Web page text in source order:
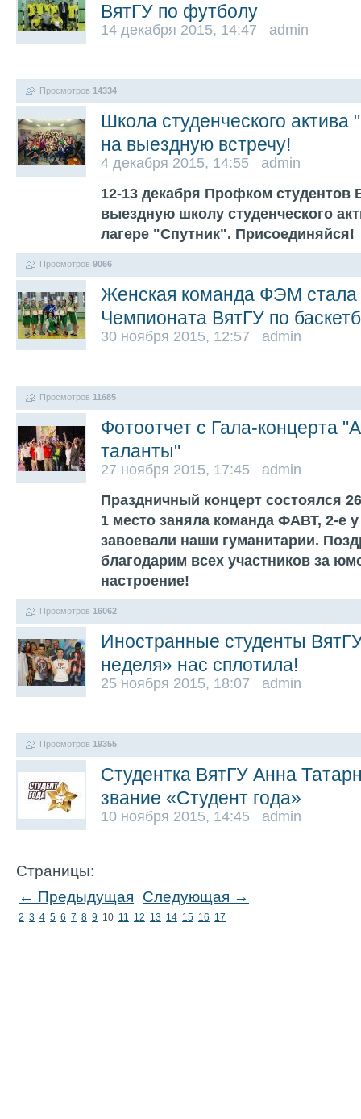
ВятГУ по футболу
14 декабря 2015, 14:47 admin
Просмотров 14334
Школа студенческого актива
на выездную встречу!
4 декабря 2015, 14:55 admin
12-13 декабря Профком студентов
выездную школу студенческого
лагере "Спутник". Присоединяйся!
Просмотров 9066
Женская команда ФЭМ
Чемпионата ВятГУ по
30 ноября 2015, 12:57 admin
Просмотров 11685
Фотоотчет с Гала-концерта
таланты"
27 ноября 2015, 17:45 admin
Праздничный концерт состоялся
1 место заняла команда ФАВТ, 2-е
завоевали наши гуманитарии.
благодарим всех участников за
настроение!
Просмотров 16062
Иностранные студенты
неделя» нас сплотила!
25 ноября 2015, 18:07 admin
Просмотров 19355
Студентка ВятГУ Анна
звание «Студент года»
10 ноября 2015, 14:45 admin
Страницы:
← Предыдущая Следующая →
2 3 4 5 6 7 8 9 10 11 12 13 14 15 16 17